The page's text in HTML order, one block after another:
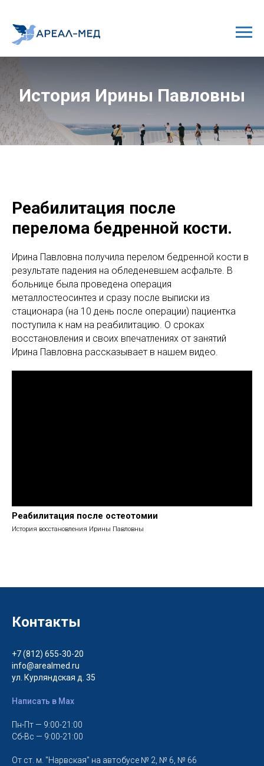
История Ирины Павловны
Реабилитация после
перелома бедренной кости.
Ирина Павловна получила перелом бедренной кости в
результате падения на обледеневшем асфальте. В
больнице была проведена операция
металлостеосинтез и сразу после выписки из
стационара (на 10 день после операции) пациентка
поступила к нам на реабилитацию. О сроках
восстановления и своих впечатлениях от занятий
Ирина Павловна рассказывает в нашем видео.
Реабилитация после остеотомии
История восстановления Ирины Павловны
Контакты
+7 (812) 655-30-20
info@arealmed.ru
ул. Курляндская д. 35
Написать в Max
Пн-Пт — 9:00-21:00
Сб-Вс — 9:00-21:00
От ст. м. "Нарвская" на автобусе № 2, № 6, № 66